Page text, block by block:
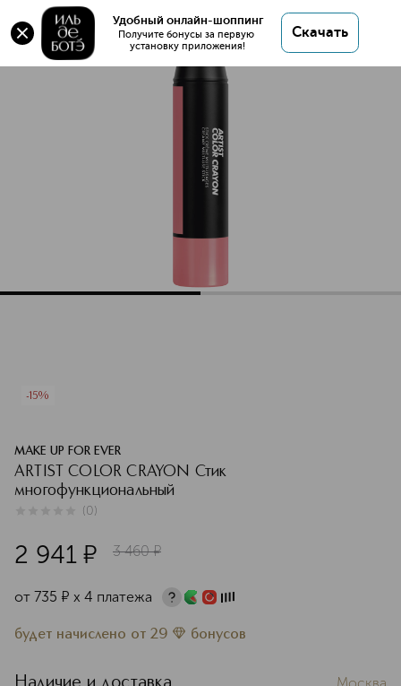
Удобный онлайн-шоппинг
Получите бонусы за первую
установку приложения!
Скачать
Оригинал 💯 ARTIST COLOR CRAYON Стик
многофункциональный купить в интернет
магазине ИЛЬ ДЕ БОТЭ с доставкой.
ARTIST COLOR CRAYON Стик многофункциональный
-15%
MAKE UP FOR EVER
ARTIST COLOR CRAYON Стик
многофункциональный
(0)
2 941 ¤ 3 460 ¤
от 735 ¤ х 4 платежа
будет начислено от 29 бонусов